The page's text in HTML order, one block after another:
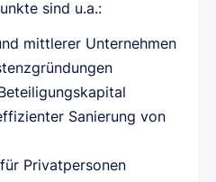
sind u.a.:
mittlerer Unternehmen
Sanierung von
Privatpersonen